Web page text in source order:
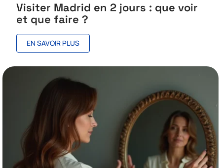
Visiter Madrid en 2 jours : que voir
et que faire ?
EN SAVOIR PLUS